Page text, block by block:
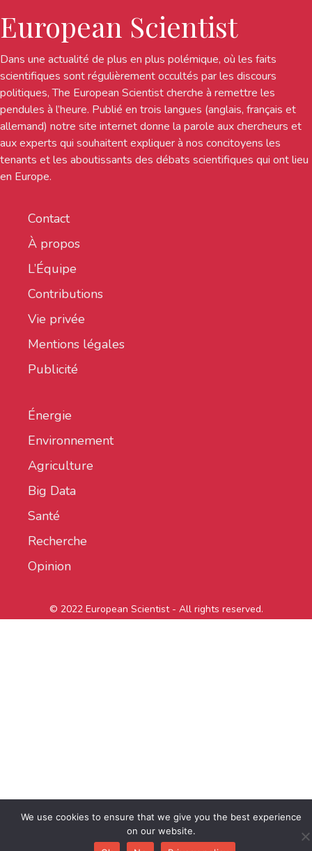
European Scientist
Dans une actualité de plus en plus polémique, où les faits
scientifiques sont régulièrement occultés par les discours
politiques, The European Scientist cherche à remettre les
pendules à l’heure. Publié en trois langues (anglais, français et
allemand) notre site internet donne la parole aux chercheurs et
aux experts qui souhaitent expliquer à nos concitoyens les
tenants et les aboutissants des débats scientifiques qui ont lieu
en Europe.
Contact
À propos
L’Équipe
Contributions
Vie privée
Mentions légales
Publicité
Énergie
Environnement
Agriculture
Big Data
Santé
Recherche
Opinion
© 2022 European Scientist - All rights reserved.
We use cookies to ensure that we give you the best experience
on our website.